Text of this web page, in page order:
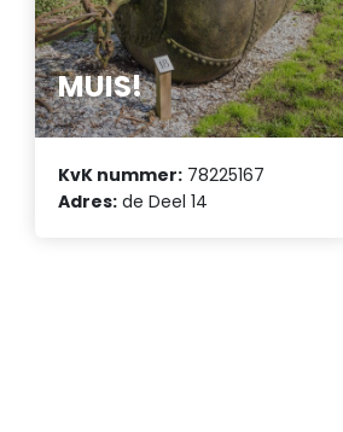
MUIS!
KvK nummer: 78225167
Adres: de Deel 14